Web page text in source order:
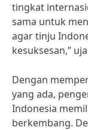
tingkat
sama untuk
agar tinju
kesuksesan,”
Dengan
yang ada,
Indonesia
berkembang.